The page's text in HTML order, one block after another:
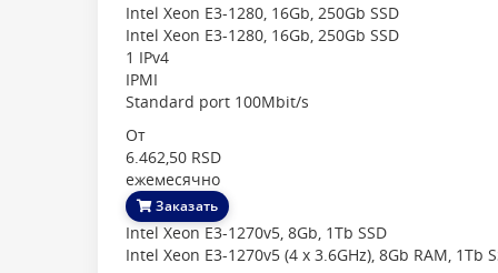
Intel Xeon E3-1280, 16Gb, 250Gb SSD
Intel Xeon E3-1280, 16Gb, 250Gb SSD
1 IPv4
IPMI
Standard port 100Mbit/s
От
6.462,50 RSD
ежемесячно
Заказать
Intel Xeon E3-1270v5, 8Gb, 1Tb SSD
Intel Xeon E3-1270v5 (4 x 3.6GHz), 8Gb RAM, 1Tb